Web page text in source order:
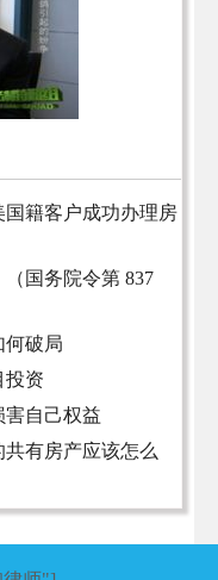
国籍客户成功办理房
（国务院令第 837
何破局
投资
自己权益
有房产应该怎么